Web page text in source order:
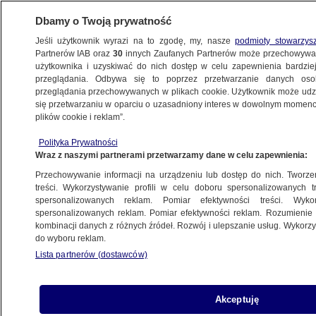
BIZNES
MOTO
rząd o obietnicę wyborczą, jest odpowiedź
13.11.2021, 15:17
Udostępnij
Dbamy o Twoją prywatność
Jeśli użytkownik wyrazi na to zgodę, my, naszepodmioty
Partnerów IAB oraz30 innych Zaufanych Partnerów może
użytkownika i uzyskiwać do nich dostęp w celu zapewnienia
przeglądania. Odbywa się to poprzez przetwarzanie danych
przeglądania przechowywanych w plikach cookie. Użytkownik może
się przetwarzaniu w oparciu o uzasadniony interes w dowolnym
plików cookie i reklam”.
Polityka Prywatności
Wraz z naszymi partnerami przetwarzamy dane w celu zapewnienia:
Przechowywanie informacji na urządzeniu lub dostęp do nich.
treści. Wykorzystywanie profili w celu doboru spersonalizowanych
spersonalizowanych reklam. Pomiar efektywności treści.
spersonalizowanych reklam. Pomiar efektywności reklam.
kombinacji danych z różnych źródeł. Rozwój i ulepszanie usług.
do wyboru reklam.
Lista partnerów (dostawców)
Akceptuję